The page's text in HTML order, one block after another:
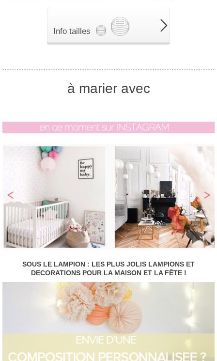
Info tailles
à marier avec
SOUS LE LAMPION : LES PLUS JOLIS LAMPIONS ET
DECORATIONS POUR LA MAISON ET LA FÊTE !